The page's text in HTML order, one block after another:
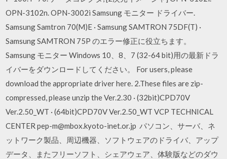
OPN-3102n. OPN-3002i Samsung モニター ドライバー.
Samsung Samtron 70(M)E · Samsung SAMTRON 75DF(T) ·
Samsung SAMTRON 75P のエラー修正に役立ちます。
Samsung モニター Windows 10、8、7 (32-64 bit)用の最新ドラ
イバーをダウンロードしてください。 For users, please
download the appropriate driver here. 2.These files are zip-
compressed, please unzip the Ver.2.30 · (32bit)CPD70V
Ver.2.50_WT · (64bit)CPD70V Ver.2.50_WT VCP TECHNICAL
CENTER pep-m@mbox.kyoto-inet.or.jp パソコン、サーバ、ネ
ットワーク製品、周辺機器、ソフトウェアのドライバ、アップ
データ、またフリーソフト、シェアウェア、体験版などのダウ